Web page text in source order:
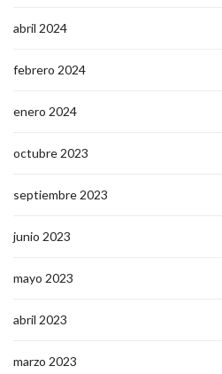
abril 2024
febrero 2024
enero 2024
octubre 2023
septiembre 2023
junio 2023
mayo 2023
abril 2023
marzo 2023